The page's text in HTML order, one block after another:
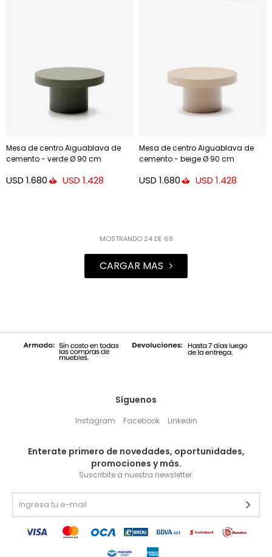
Mesa de centro Aiguablava de
cemento - verde Ø 90 cm
USD 1.680 USD 1.428
Mesa de centro Aiguablava de
cemento - beige Ø 90 cm
USD 1.680 USD 1.428
MOSTRANDO 24DE 68
Síguenos
Instagram Facebook Linkedin
Enterate primero de novedades, oportunidades,
promociones y más.
Suscribite a nuestra newsletter.